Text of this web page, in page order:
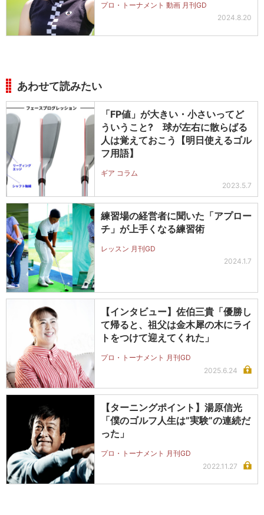
プロ・トーナメント 動画 月刊GD
2024.8.20
あわせて読みたい
「FP値」が大きい・小さいってど
ういうこと? 球が左右に散らばる
人は覚えておこう【明日使えるゴル
フ用語】
ギア コラム
2023.5.7
練習場の経営者に聞いた「アプロー
チ」が上手くなる練習術
レッスン 月刊GD
2024.1.7
【インタビュー】佐伯三貴「優勝し
て帰ると、祖父は金木犀の木にライ
トをつけて迎えてくれた」
プロ・トーナメント 月刊GD
2025.6.24
【ターニングポイント】湯原信光
「僕のゴルフ人生は”実験”の連続だ
った」
プロ・トーナメント 月刊GD
2022.11.27